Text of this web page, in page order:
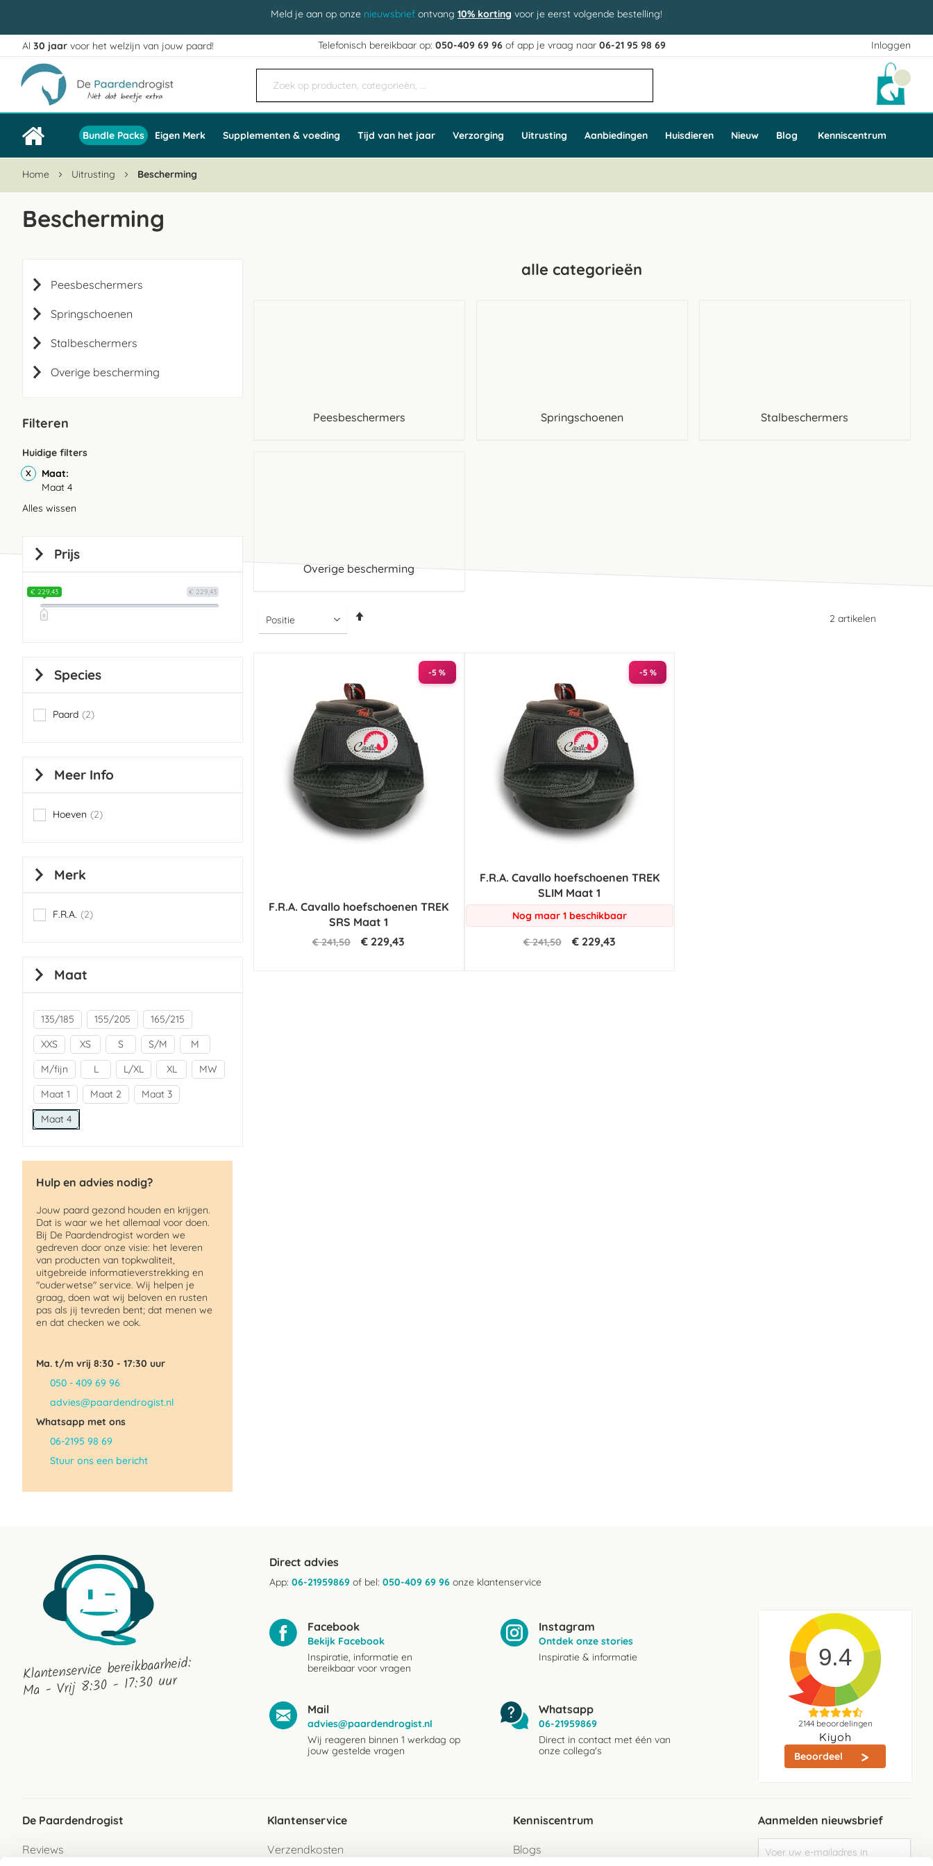
Meld je aan op onze nieuwsbrief ontvang 10% korting voor je eerst volgende bestelling!
Inloggen
Ga
naar
de
inhoud
Al 30 jaar voor het welzijn van jouw paard! Telefonisch bereikbaar op:050-409 69 96 of app je vraag naar06-21 95 98 69
Bundle Packs Eigen Merk Supplementen & voeding Tijd van het jaar Verzorging Uitrusting Aanbiedingen Huisdieren Nieuw Blog Kenniscentrum
Home Uitrusting Bescherming
Bescherming
alle categorieën
Peesbeschermers Springschoenen Stalbeschermers
Overige bescherming
2 artikelen
-5 %
F.R.A. Cavallo hoefschoenen TREK
SRS Maat 1
€ 241,50 € 229,43
-5 %
F.R.A. Cavallo hoefschoenen TREK
SLIM Maat 1
Nog maar 1 beschikbaar
€ 241,50 € 229,43
Peesbeschermers
Springschoenen
Stalbeschermers
Overige bescherming
Filteren
Huidige filters
Maat
Maat 4
Alles wissen
Prijs
€ 229,43
€ 229,43
Species
Paard 2
items
Meer Info
Hoeven 2
items
Merk
F.R.A. 2
items
Maat
135/185 155/205
165/215
XXS
XS S S/M
M
M/fijn
L L/XL XL
MW
Maat 1
Maat 2
Maat 3
Maat 4
Hulp en advies nodig?
Jouw paard gezond houden en krijgen.
Dat is waar we het allemaal voor doen.
Bij De Paardendrogist worden we
gedreven door onze visie: het leveren
van producten van topkwaliteit,
uitgebreide informatieverstrekking en
"ouderwetse" service. Wij helpen je
graag, doen wat wij beloven en rusten
pas als jij tevreden bent; dat menen we
en dat checken we ook.
Ma. t/m vrij 8:30 - 17:30 uur
050 - 409 69 96
advies@paardendrogist.nl
Whatsapp met ons
06-2195 98 69
Stuur ons een bericht
Klantenservice bereikbaarheid:
Ma - Vrij 8:30 - 17:30 uur
Direct advies
App: 06-21959869 of bel: 050-409 69 96 onze klantenservice
Facebook
Bekijk Facebook
Inspiratie, informatie en
bereikbaar voor vragen
Instagram
Ontdek onze stories
Inspiratie & informatie
Mail
advies@paardendrogist.nl
Wij reageren binnen 1 werkdag op
jouw gestelde vragen
Whatsapp
06-21959869
Direct in contact met één van
onze collega's
9.4
2144beoordelingen
Kiyoh
Beoordeel
De Paardendrogist
Reviews
Klantenservice
Verzendkosten
Kenniscentrum
Blogs
Aanmelden nieuwsbrief
u